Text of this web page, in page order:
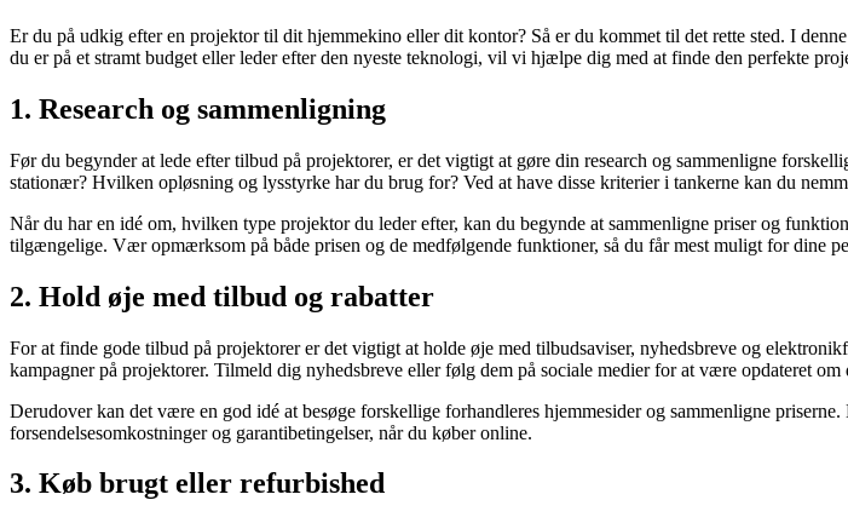
Er du på udkig efter en projektor til dit hjemmekino eller dit kontor? Så er du kommet til det rette sted. I
du er på et stramt budget eller leder efter den nyeste teknologi, vil vi hjælpe dig med at finde den perfekte
1. Research og sammenligning
Før du begynder at lede efter tilbud på projektorer, er det vigtigt at gøre din research og sammenligne
stationær? Hvilken opløsning og lysstyrke har du brug for? Ved at have disse kriterier i tankerne kan du
Når du har en idé om, hvilken type projektor du leder efter, kan du begynde at sammenligne priser og
tilgængelige. Vær opmærksom på både prisen og de medfølgende funktioner, så du får mest muligt for dine
2. Hold øje med tilbud og rabatter
For at finde gode tilbud på projektorer er det vigtigt at holde øje med tilbudsaviser, nyhedsbreve og
kampagner på projektorer. Tilmeld dig nyhedsbreve eller følg dem på sociale medier for at være opdateret om
Derudover kan det være en god idé at besøge forskellige forhandleres hjemmesider og sammenligne
forsendelsesomkostninger og garantibetingelser, når du køber online.
3. Køb brugt eller refurbished